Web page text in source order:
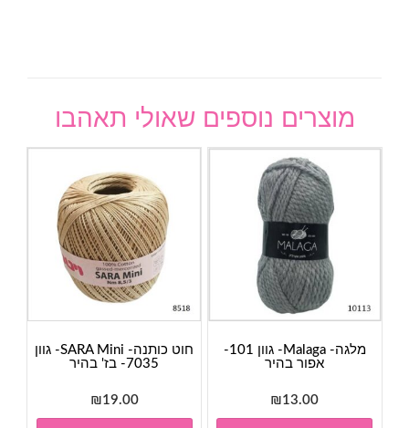
מוצרים נוספים שאולי תאהבו
מלגה- Malaga- גוון 101-
אפור בהיר
₪13.00
חוט כותנה- SARA Mini- גוון
7035- בז' בהיר
₪19.00